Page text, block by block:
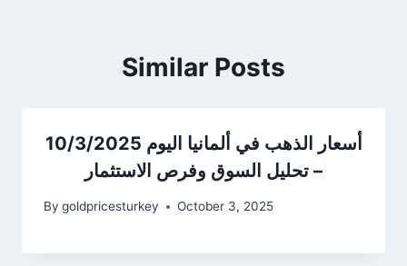
Similar Posts
أسعار الذهب في ألمانيا اليوم 10/3/2025
– تحليل السوق وفرص الاستثمار
By goldpricesturkey October 3, 2025